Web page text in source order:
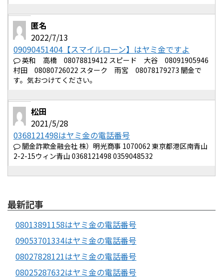
匿名
2022/7/13
09090451404【スマイルローン】はヤミ金ですよ
英和 高橋 08078819412 スピード 大谷 08091905946
村田 08080726022 スターク 雨宮 08078179273 闇金で
す。気おつけてください。
松田
2021/5/28
0368121498はヤミ金の電話番号
闇金詐欺金融会社 株）明光商事 1070062 東京都港区南青山
2-2-15ウィン青山 0368121498 0359048532
最新記事
08013891158はヤミ金の電話番号
09053701334はヤミ金の電話番号
08027828121はヤミ金の電話番号
08025287632はヤミ金の電話番号